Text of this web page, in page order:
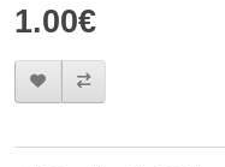
1.00€